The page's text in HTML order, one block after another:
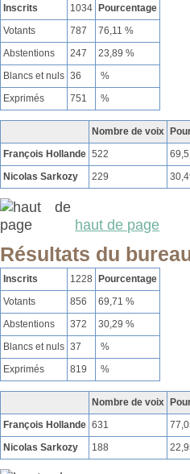
Inscrits 1034
Pourcentage
Votants
787
76,11 %
Abstentions
247
23,89 %
Blancs et nuls 36
%
Exprimés
751 %
Nombre de voix
François Hollande 522
Nicolas Sarkozy
229
haut de page
Résultats du
Inscrits 1228
Pourcentage
Votants
856
69,71 %
Abstentions
372
30,29 %
Blancs et nuls 37
%
Exprimés
819 %
Nombre de voix
François Hollande 631
Nicolas Sarkozy
188